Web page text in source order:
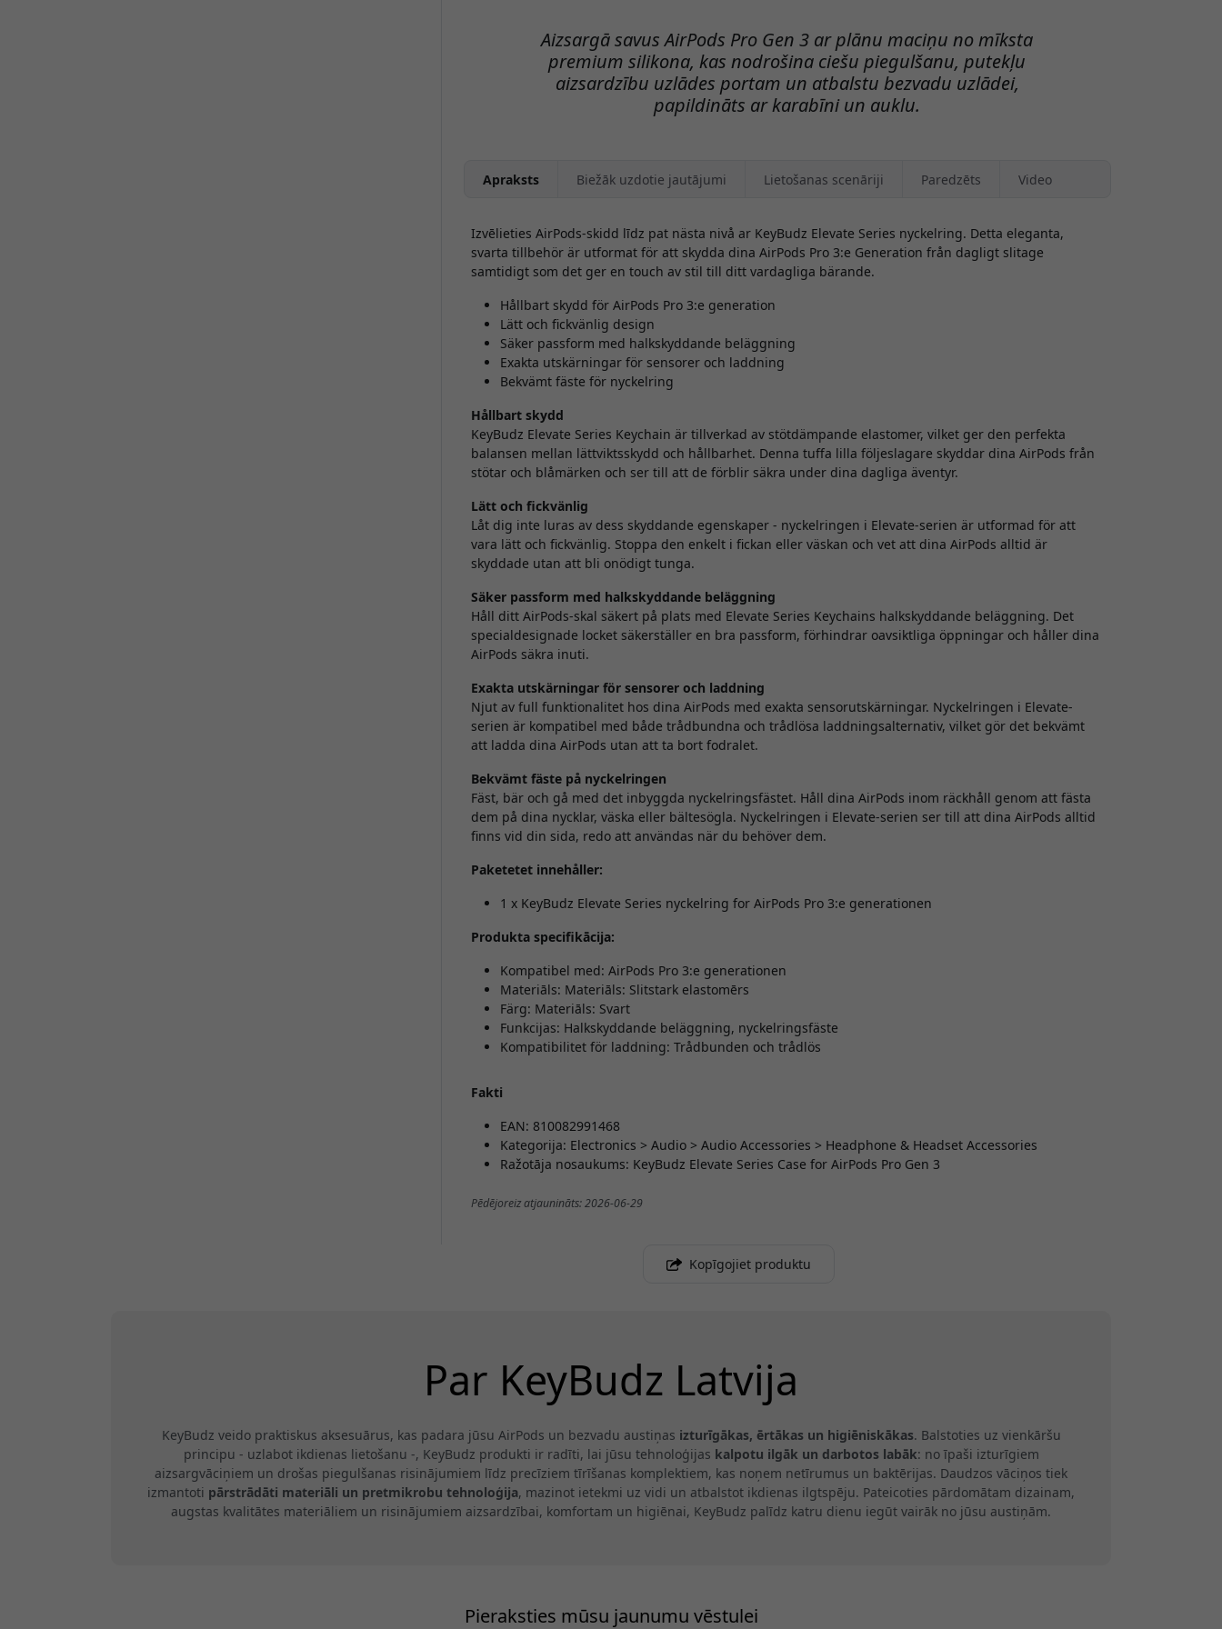
Aizsargā savus AirPods Pro Gen 3 ar plānu maciņu no mīksta
premium silikona, kas nodrošina ciešu piegulšanu, putekļu
aizsardzību uzlādes portam un atbalstu bezvadu uzlādei,
papildināts ar karabīni un auklu.
Apraksts Biežāk uzdotie jautājumi Lietošanas scenāriji Paredzēts Video
Izvēlieties AirPods-skidd līdz pat nästa nivå ar KeyBudz Elevate Series nyckelring. Detta eleganta,
svarta tillbehör är utformat för att skydda dina AirPods Pro 3:e Generation från dagligt slitage
samtidigt som det ger en touch av stil till ditt vardagliga bärande.
Hållbart skydd för AirPods Pro 3:e generation
Lätt och fickvänlig design
Säker passform med halkskyddande beläggning
Exakta utskärningar för sensorer och laddning
Bekvämt fäste för nyckelring
Hållbart skydd
KeyBudz Elevate Series Keychain är tillverkad av stötdämpande elastomer, vilket ger den perfekta
balansen mellan lättviktsskydd och hållbarhet. Denna tuffa lilla följeslagare skyddar dina AirPods från
stötar och blåmärken och ser till att de förblir säkra under dina dagliga äventyr.
Lätt och fickvänlig
Låt dig inte luras av dess skyddande egenskaper - nyckelringen i Elevate-serien är utformad för att
vara lätt och fickvänlig. Stoppa den enkelt i fickan eller väskan och vet att dina AirPods alltid är
skyddade utan att bli onödigt tunga.
Säker passform med halkskyddande beläggning
Håll ditt AirPods-skal säkert på plats med Elevate Series Keychains halkskyddande beläggning. Det
specialdesignade locket säkerställer en bra passform, förhindrar oavsiktliga öppningar och håller dina
AirPods säkra inuti.
Exakta utskärningar för sensorer och laddning
Njut av full funktionalitet hos dina AirPods med exakta sensorutskärningar. Nyckelringen i Elevate-
serien är kompatibel med både trådbundna och trådlösa laddningsalternativ, vilket gör det bekvämt
att ladda dina AirPods utan att ta bort fodralet.
Bekvämt fäste på nyckelringen
Fäst, bär och gå med det inbyggda nyckelringsfästet. Håll dina AirPods inom räckhåll genom att fästa
dem på dina nycklar, väska eller bältesögla. Nyckelringen i Elevate-serien ser till att dina AirPods alltid
finns vid din sida, redo att användas när du behöver dem.
Paketetet innehåller:
1 x KeyBudz Elevate Series nyckelring for AirPods Pro 3:e generationen
Produkta specifikācija:
Kompatibel med: AirPods Pro 3:e generationen
Materiāls: Materiāls: Slitstark elastomērs
Färg: Materiāls: Svart
Funkcijas: Halkskyddande beläggning, nyckelringsfäste
Kompatibilitet för laddning: Trådbunden och trådlös
Fakti
EAN: 810082991468
Kategorija: Electronics > Audio > Audio Accessories > Headphone & Headset Accessories
Ražotāja nosaukums: KeyBudz Elevate Series Case for AirPods Pro Gen 3
Pēdējoreiz atjaunināts: 2026-06-29
Kopīgojiet produktu
Par KeyBudz Latvija
KeyBudz veido praktiskus aksesuārus, kas padara jūsu AirPods un bezvadu austiņas izturīgākas, ērtākas un higiēniskākas. Balstoties uz vienkāršu
principu - uzlabot ikdienas lietošanu -, KeyBudz produkti ir radīti, lai jūsu tehnoloģijas kalpotu ilgāk un darbotos labāk: no īpaši izturīgiem
aizsargvāciņiem un drošas piegulšanas risinājumiem līdz precīziem tīrīšanas komplektiem, kas noņem netīrumus un baktērijas. Daudzos vāciņos tiek
izmantoti pārstrādāti materiāli un pretmikrobu tehnoloģija, mazinot ietekmi uz vidi un atbalstot ikdienas ilgtspēju. Pateicoties pārdomātam dizainam,
augstas kvalitātes materiāliem un risinājumiem aizsardzībai, komfortam un higiēnai, KeyBudz palīdz katru dienu iegūt vairāk no jūsu austiņām.
Pieraksties mūsu jaunumu vēstulei